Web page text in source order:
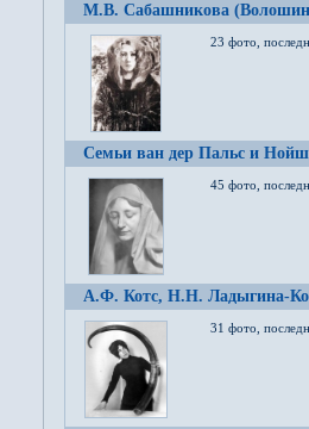
М.В. Сабашникова
23 фото,
Семьи ван дер Пальс и
45 фото,
А.Ф. Котс, Н.Н. Ладыгина-
31 фото,